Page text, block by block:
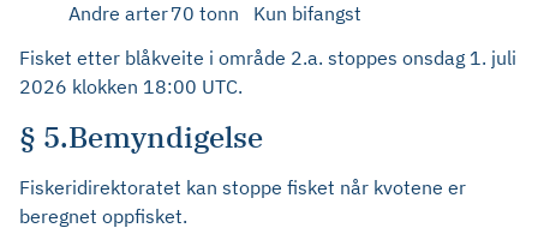
Andre arter70 tonn
Kun bifangst
Fisket etter blåkveite i område 2.a. stoppes onsdag 1. juli
2026 klokken 18:00 UTC.
§ 5.Bemyndigelse
Fiskeridirektoratet kan stoppe fisket når kvotene er
beregnet oppfisket.